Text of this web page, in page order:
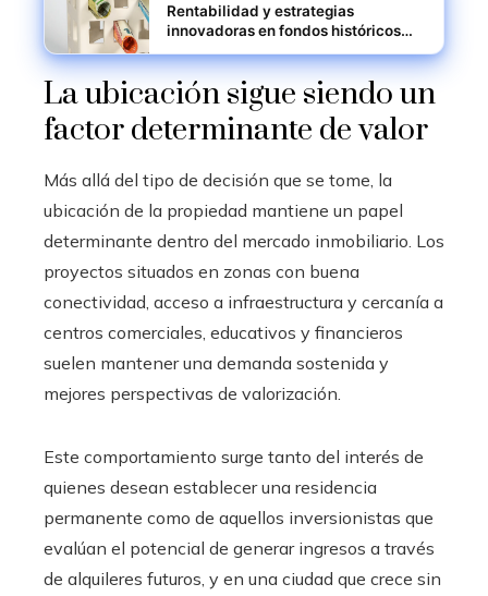
Rentabilidad y estrategias
innovadoras en fondos históricos
destacados
La ubicación sigue siendo un
factor determinante de valor
Más allá del tipo de decisión que se tome, la
ubicación de la propiedad mantiene un papel
determinante dentro del mercado inmobiliario. Los
proyectos situados en zonas con buena
conectividad, acceso a infraestructura y cercanía a
centros comerciales, educativos y financieros
suelen mantener una demanda sostenida y
mejores perspectivas de valorización.
Este comportamiento surge tanto del interés de
quienes desean establecer una residencia
permanente como de aquellos inversionistas que
evalúan el potencial de generar ingresos a través
de alquileres futuros, y en una ciudad que crece sin